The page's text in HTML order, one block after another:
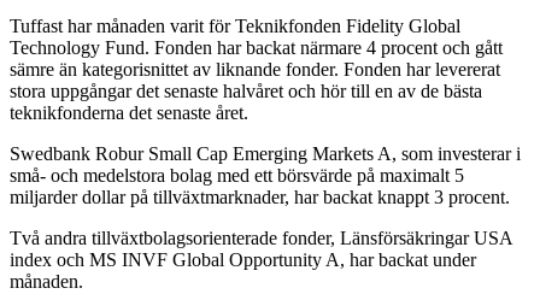
Tuffast har månaden varit för Teknikfonden Fidelity Global
Technology Fund. Fonden har backat närmare 4 procent och gått
sämre än kategorisnittet av liknande fonder. Fonden har levererat
stora uppgångar det senaste halvåret och hör till en av de bästa
teknikfonderna det senaste året.
Swedbank Robur Small Cap Emerging Markets A, som investerar i
små- och medelstora bolag med ett börsvärde på maximalt 5
miljarder dollar på tillväxtmarknader, har backat knappt 3 procent.
Två andra tillväxtbolagsorienterade fonder, Länsförsäkringar USA
index och MS INVF Global Opportunity A, har backat under
månaden.